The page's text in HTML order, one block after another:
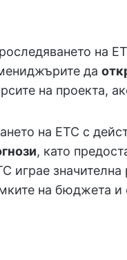
на
да
на проекта,
на ETC с
, като
играе значителна
на бюджета